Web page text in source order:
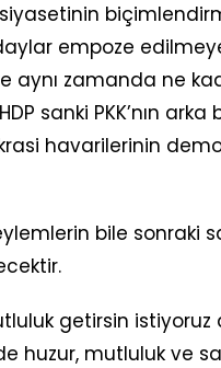
empoze edilmeye
aynı zamanda ne
HDP sanki PKK’nın
havarilerinin
bile sonraki
getirsin
huzur, mutluluk ve